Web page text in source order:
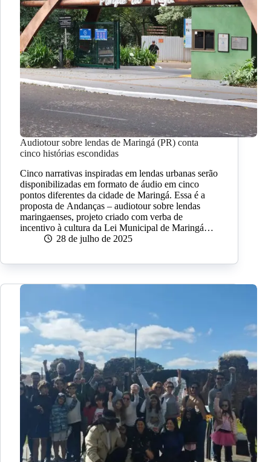
Audiotour sobre lendas de Maringá (PR) conta
cinco histórias escondidas
Cinco narrativas inspiradas em lendas urbanas serão
disponibilizadas em formato de áudio em cinco
pontos diferentes da cidade de Maringá. Essa é a
proposta de Andanças – audiotour sobre lendas
maringaenses, projeto criado com verba de
incentivo à cultura da Lei Municipal de Maringá…
28 de julho de 2025